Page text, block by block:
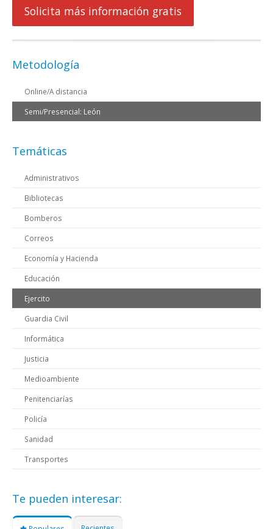
Solicita más información gratis
Metodología
Online/A distancia
Semi/Presencial: León
Temáticas
Administrativos
Bibliotecas
Bomberos
Correos
Economía y Hacienda
Educación
Ejercito
Guardia Civil
Informática
Justicia
Medioambiente
Penitenciarías
Policía
Sanidad
Transportes
Te pueden interesar: